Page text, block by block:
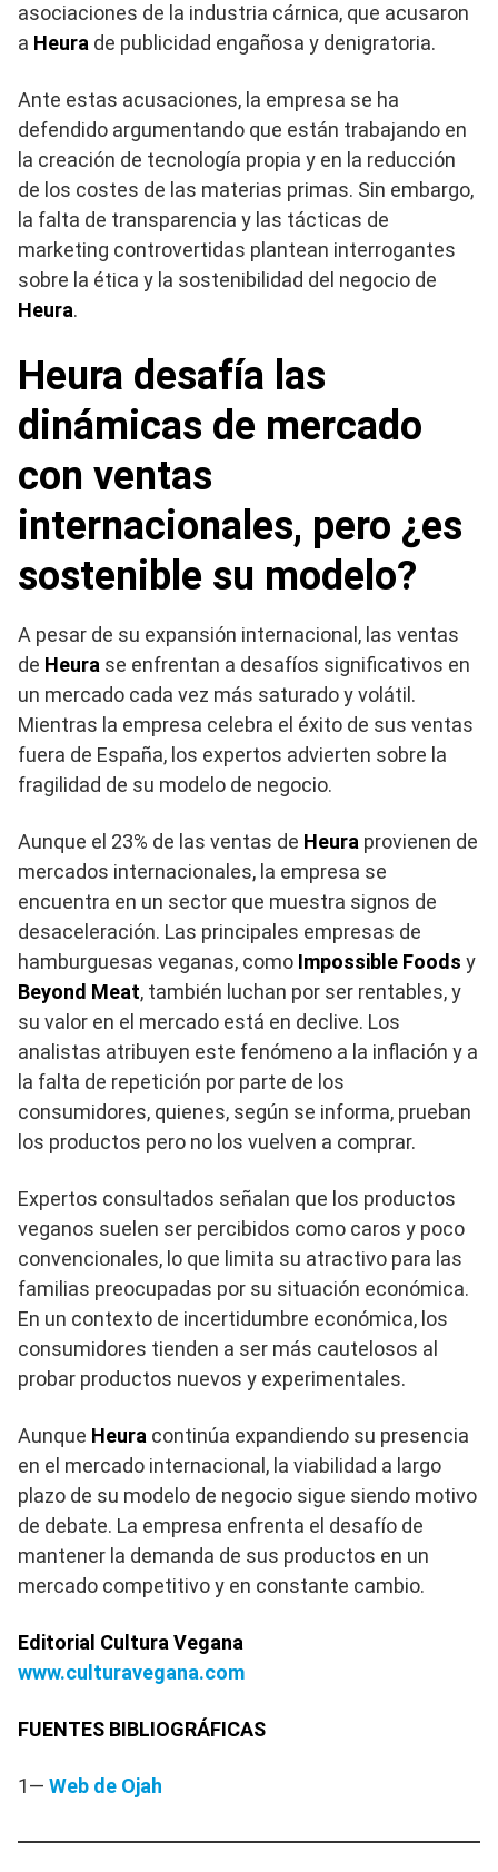
asociaciones de la industria cárnica, que acusaron
a Heura de publicidad engañosa y denigratoria.
Ante estas acusaciones, la empresa se ha
defendido argumentando que están trabajando en
la creación de tecnología propia y en la reducción
de los costes de las materias primas. Sin embargo,
la falta de transparencia y las tácticas de
marketing controvertidas plantean interrogantes
sobre la ética y la sostenibilidad del negocio de
Heura.
Heura desafía las
dinámicas de mercado
con ventas
internacionales, pero ¿es
sostenible su modelo?
A pesar de su expansión internacional, las ventas
de Heura se enfrentan a desafíos significativos en
un mercado cada vez más saturado y volátil.
Mientras la empresa celebra el éxito de sus ventas
fuera de España, los expertos advierten sobre la
fragilidad de su modelo de negocio.
Aunque el 23% de las ventas de Heura provienen de
mercados internacionales, la empresa se
encuentra en un sector que muestra signos de
desaceleración. Las principales empresas de
hamburguesas veganas, como Impossible Foods y
Beyond Meat, también luchan por ser rentables, y
su valor en el mercado está en declive. Los
analistas atribuyen este fenómeno a la inflación y a
la falta de repetición por parte de los
consumidores, quienes, según se informa, prueban
los productos pero no los vuelven a comprar.
Expertos consultados señalan que los productos
veganos suelen ser percibidos como caros y poco
convencionales, lo que limita su atractivo para las
familias preocupadas por su situación económica.
En un contexto de incertidumbre económica, los
consumidores tienden a ser más cautelosos al
probar productos nuevos y experimentales.
Aunque Heura continúa expandiendo su presencia
en el mercado internacional, la viabilidad a largo
plazo de su modelo de negocio sigue siendo motivo
de debate. La empresa enfrenta el desafío de
mantener la demanda de sus productos en un
mercado competitivo y en constante cambio.
Editorial Cultura Vegana
www.culturavegana.com
FUENTES BIBLIOGRÁFICAS
1— Web de Ojah